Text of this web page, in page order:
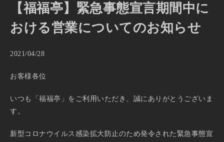
【福福亭】緊急事態宣言期間中に
おける営業についてのお知らせ
2021/04/28
お客様各位
いつも「福福亭」をご利用いただき、誠にありがとうございま
す。
新型コロナウイルス感染拡大防止のため発令された緊急事態宣